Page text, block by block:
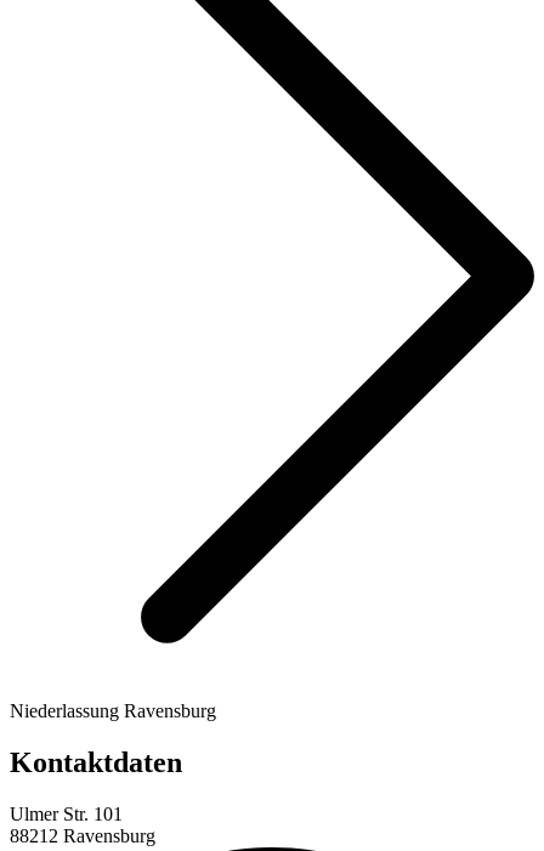
Niederlassung Ravensburg
Kontaktdaten
Ulmer Str. 101
88212 Ravensburg